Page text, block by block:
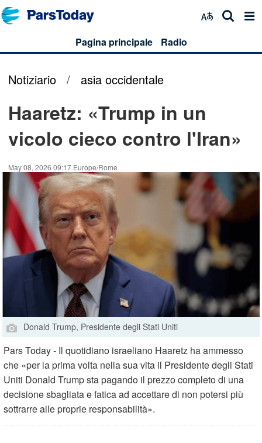
Pagina principale Radio
Notiziario / asia occidentale
Haaretz: «Trump in un
vicolo cieco contro l'Iran»
May 08, 2026 09:17 Europe/Rome
Donald Trump, Presidente degli Stati Uniti
Pars Today - Il quotidiano israeliano Haaretz ha ammesso
che «per la prima volta nella sua vita il Presidente degli Stati
Uniti Donald Trump sta pagando il prezzo completo di una
decisione sbagliata e fatica ad accettare di non potersi più
sottrarre alle proprie responsabilità».